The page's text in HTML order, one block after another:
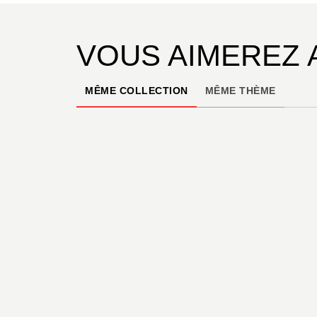
VOUS AIMEREZ
MÊME COLLECTION MÊME THÈME